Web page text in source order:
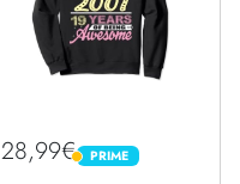
28,99€ PRIME
PRIME